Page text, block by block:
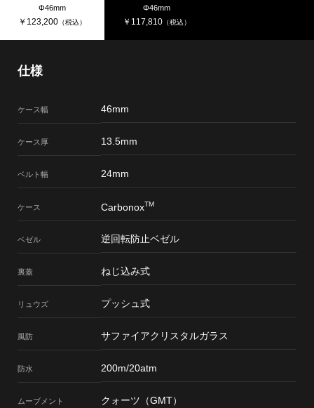
Φ46mm
￥ 123,200 （税込）
Φ46mm
￥ 117,810 （税込）
仕様
ケース幅 46mm
ケース厚 13.5mm
ベルト幅 24mm
ケース CarbonoxTM
ベゼル 逆回転防止ベゼル
裏蓋 ねじ込み式
リュウズ プッシュ式
風防 サファイアクリスタルガラス
防水 200m/20atm
ムーブメント クォーツ（GMT）